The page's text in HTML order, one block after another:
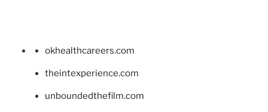
okhealthcareers.com
theintexperience.com
unboundedthefilm.com